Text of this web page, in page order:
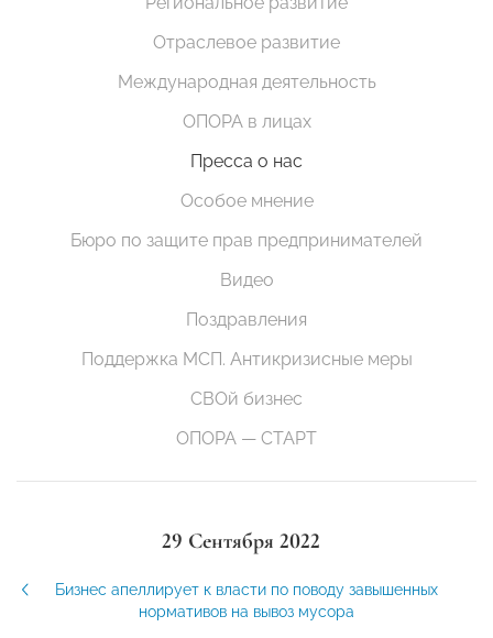
Отраслевое развитие
Международная деятельность
ОПОРА в лицах
Пресса о нас
Особое мнение
Бюро по защите прав предпринимателей
Видео
Поздравления
Поддержка МСП. Антикризисные меры
СВОй бизнес
ОПОРА — СТАРТ
29 Сентября 2022
Бизнес апеллирует к власти по поводу завышенных
нормативов на вывоз мусора